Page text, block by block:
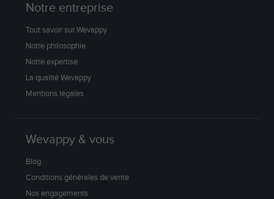
Notre entreprise
Tout savoir sur Wevappy
Notre philosophie
Notre expertise
La qualité Wevappy
Mentions légales
Wevappy & vous
Blog
Conditions générales de vente
Nos engagements